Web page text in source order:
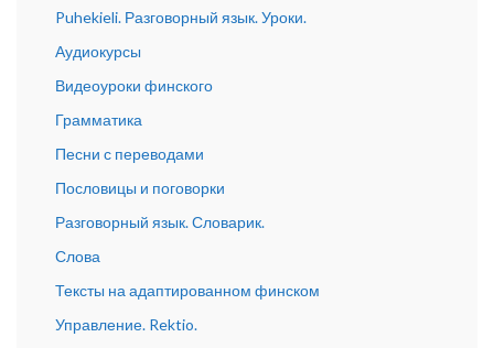
Puhekieli. Разговорный язык. Уроки.
Аудиокурсы
Видеоуроки финского
Грамматика
Песни с переводами
Пословицы и поговорки
Разговорный язык. Словарик.
Слова
Тексты на адаптированном финском
Управление. Rektio.